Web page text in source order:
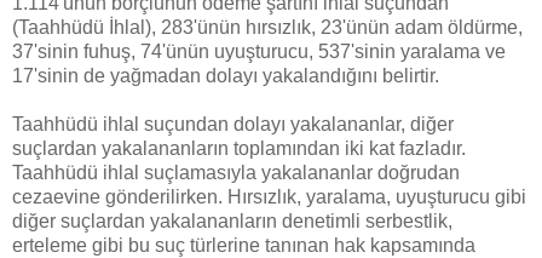
(Taahhüdü İhlal), 283'ünün hırsızlık, 23'ünün adam öldürme,
37'sinin fuhuş, 74'ünün uyuşturucu, 537'sinin yaralama ve
17'sinin de yağmadan dolayı yakalandığını belirtir.
Taahhüdü ihlal suçundan dolayı yakalananlar, diğer
suçlardan yakalananların toplamından iki kat fazladır.
Taahhüdü ihlal suçlamasıyla yakalananlar doğrudan
cezaevine gönderilirken. Hırsızlık, yaralama, uyuşturucu gibi
diğer suçlardan yakalananların denetimli serbestlik,
erteleme gibi bu suç türlerine tanınan hak kapsamında